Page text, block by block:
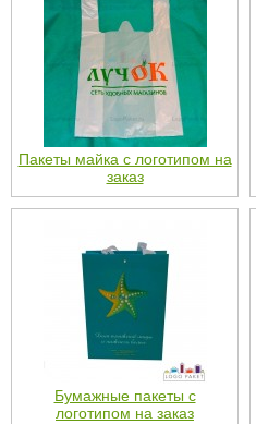
Пакеты майка с логотипом на
заказ
Бумажные пакеты с
логотипом на заказ